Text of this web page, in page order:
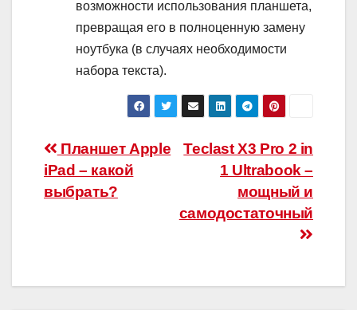
возможности использования планшета,
превращая его в полноценную замену
ноутбука (в случаях необходимости
набора текста).
Навигация
по
Teclast X3 Pro 2 in
1 Ultrabook –
мощный и
самодостаточный
Планшет Apple
iPad – какой
выбрать?